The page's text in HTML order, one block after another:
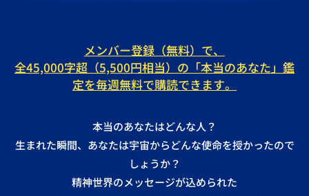
メンバー登録（無料）で、
全45,000字超（5,500円相当）の「本当のあなた」鑑
定を毎週無料で購読できます。
本当のあなたはどんな人？
生まれた瞬間、あなたは宇宙からどんな使命を授かったので
しょうか？
精神世界のメッセージが込められた